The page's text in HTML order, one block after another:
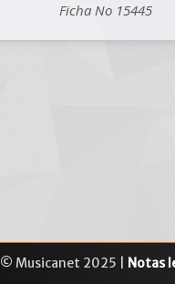
Ficha No 15445
© Musicanet 2025 | Notas